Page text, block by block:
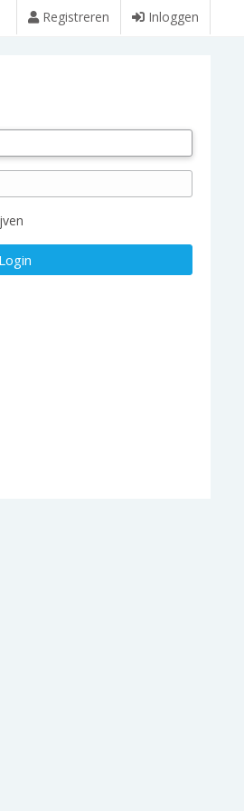
Registreren Inloggen